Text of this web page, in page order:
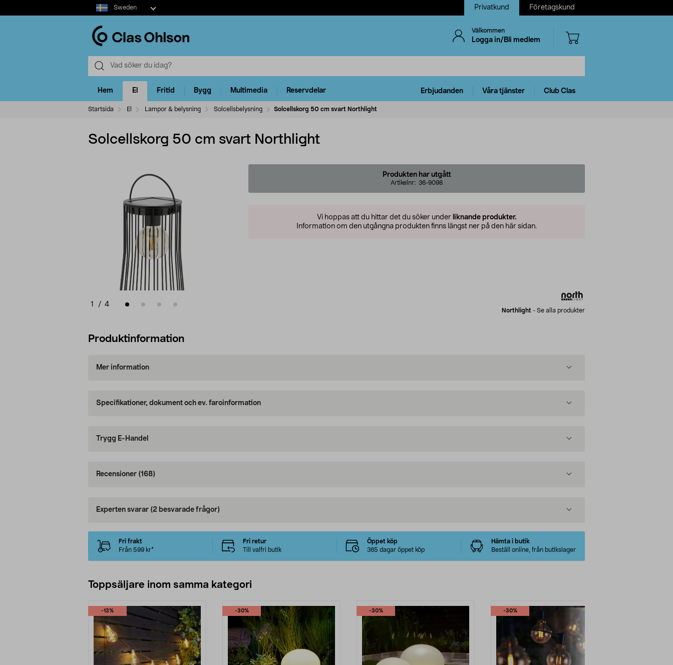
Select
market
Sweden Privatkund Företagskund
Välkommen
Logga in/Bli medlem
Hem El Fritid Bygg Multimedia Reservdelar Erbjudanden Våra tjänster Club Clas
Startsida El Lampor & belysning Solcellsbelysning Solcellskorg 50 cm svart Northlight
Solcellskorg 50 cm svart Northlight
1 / 4
Produkten har utgått
Artikelnr: 36-9098
Vi hoppas att du hittar det du söker under liknande produkter.
Information om den utgångna produkten finns längst ner på den här sidan.
Northlight - Se alla produkter
Produktinformation
Mer information
Specifikationer, dokument och ev. faroinformation
Trygg E-Handel
Recensioner (168)
Experten svarar (2 besvarade frågor)
Fri frakt
Från 599 kr*
Fri retur
Till valfri butik
Öppet köp
365 dagar öppet köp
Hämta i butik
Beställ online, från butikslager
Toppsäljare inom samma kategori
-13% -30% -30% -30%